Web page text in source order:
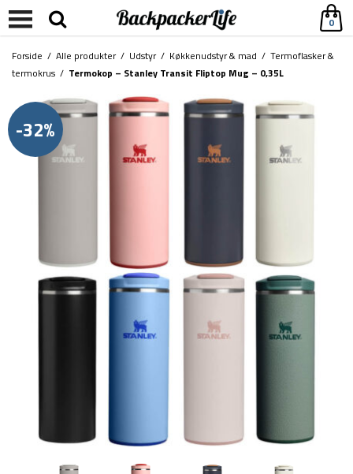
0
Forside / Alle produkter/ Udstyr/ Køkkenudstyr & mad / Termoflasker &
termokrus / Termokop – Stanley Transit Fliptop Mug – 0,35L
-32%